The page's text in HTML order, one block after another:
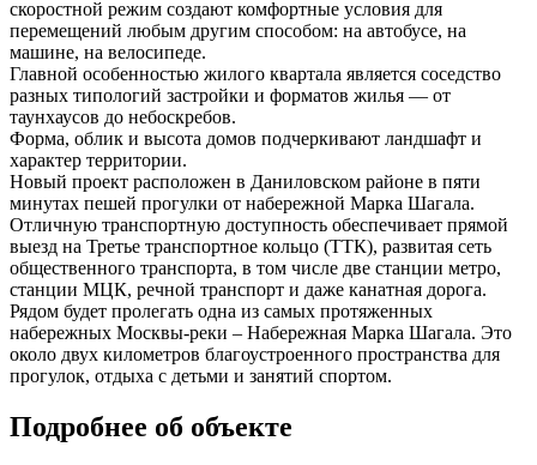
скоростной режим создают комфортные условия для
перемещений любым другим способом: на автобусе, на
машине, на велосипеде.
Главной особенностью жилого квартала является соседство
разных типологий застройки и форматов жилья — от
таунхаусов до небоскребов.
Форма, облик и высота домов подчеркивают ландшафт и
характер территории.
Новый проект расположен в Даниловском районе в пяти
минутах пешей прогулки от набережной Марка Шагала.
Отличную транспортную доступность обеспечивает прямой
выезд на Третье транспортное кольцо (ТТК), развитая сеть
общественного транспорта, в том числе две станции метро,
станции МЦК, речной транспорт и даже канатная дорога.
Рядом будет пролегать одна из самых протяженных
набережных Москвы-реки – Набережная Марка Шагала. Это
около двух километров благоустроенного пространства для
прогулок, отдыха с детьми и занятий спортом.
Подробнее об объекте